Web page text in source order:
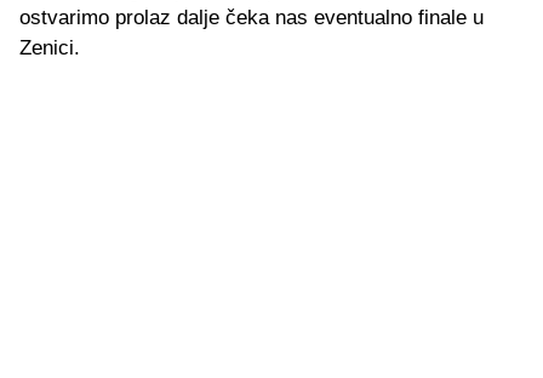
ostvarimo prolaz dalje čeka nas eventualno finale u
Zenici.